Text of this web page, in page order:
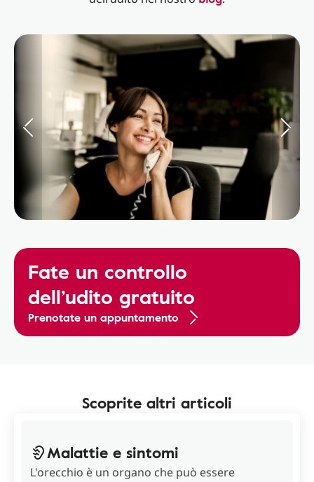
Fate un controllo
dell’udito gratuito
Prenotate un appuntamento
Scoprite altri articoli
Malattie e sintomi
L'orecchio è un organo che può essere